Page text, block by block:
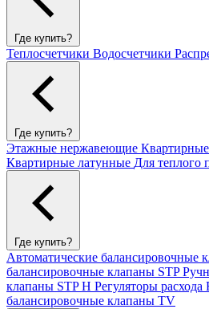
Где купить?
Теплосчетчики Водосчетчики
Где купить?
Этажные нержавеющие
Квартирные латунные Для теплого
Где купить?
Автоматические балансировочные
балансировочные клапаны STP
клапаны STP H Регуляторы расхода
балансировочные клапаны TV